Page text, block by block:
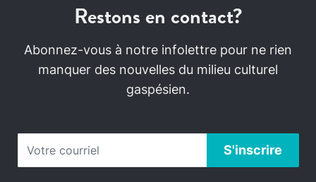
Restons en contact?
Abonnez-vous à notre infolettre pour ne rien
manquer des nouvelles du milieu culturel
gaspésien.